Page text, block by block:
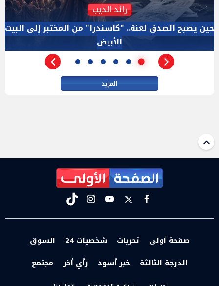
دكتور نزيه الحكيم
الإجازة البرلمانية ليست إجازة من الرقابة.. والسؤال ليس
الأداة الوحيده بعد فض الانعقاد
المزيد
facebook
twitter
youtube
instagram
tiktok
صفحة أولى تحريات شخصيات 24
السوق
الدرجة الثالثة
خبر أسود رأي أخر مجتمع